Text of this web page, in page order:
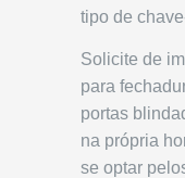
tipo de
Solicite de
para
portas
na própria
se optar